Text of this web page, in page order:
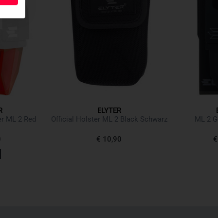
ML 2 Red
ELYTER
Official Holster ML 2 Black Schwarz
€ 10,90
ML 2